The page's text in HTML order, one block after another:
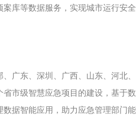
库等数据服务，实现城市运行安全
广东、深圳、广西、山东、河北、
市级智慧应急项目的建设，基于数
据智能应用，助力应急管理部门能